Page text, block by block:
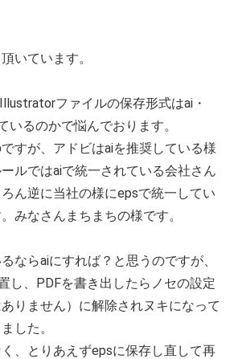
いています。
ファイルの保存形式はai・
いるのかで悩んでおります。
すが、アドビはaiを推奨している様
ルではaiで統一されている会社さん
ん逆に当社の様にepsで統一してい
みなさんまちまちの様です。
ならaiにすれば？と思うのですが、
し、PDFを書き出したらノセの設定
りません）に解除されヌキになって
した。
、とりあえずepsに保存し直して再